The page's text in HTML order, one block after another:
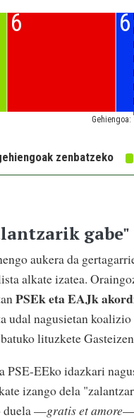
gabe"
aukera da
alkate izatea.
PSEk eta EAJk
udal nagusietan
lituzkete
PSE-EEko idazkari
izango dela
duela —gratis et amore